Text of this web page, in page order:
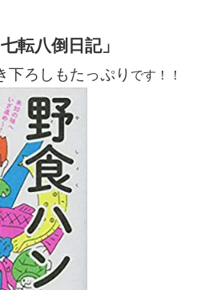
転八倒日記」
下ろしもたっぷり です！！